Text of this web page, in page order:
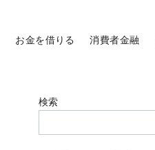
お金を借りる 消費者金融
検索